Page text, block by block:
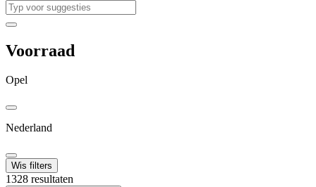
Voorraad
Opel
Nederland
Wis filters
1328 resultaten